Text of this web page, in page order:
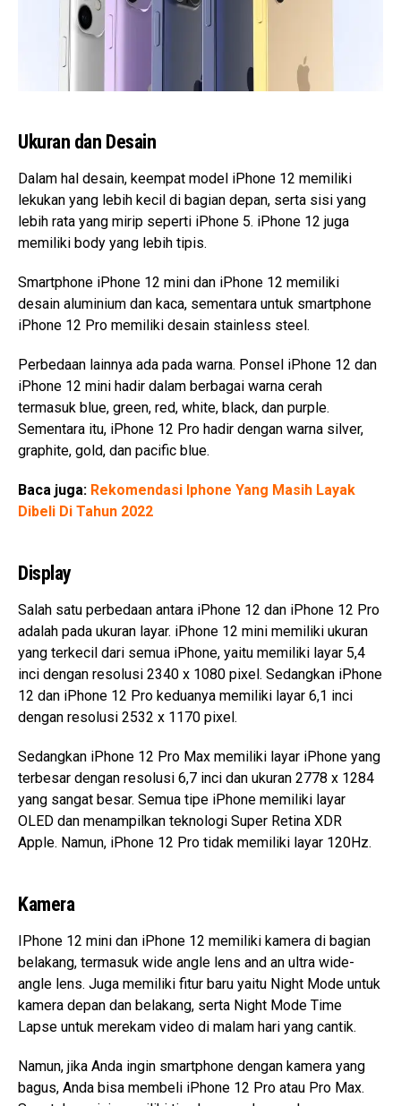
Ukuran dan Desain
Dalam hal desain, keempat model iPhone 12 memiliki
lekukan yang lebih kecil di bagian depan, serta sisi yang
lebih rata yang mirip seperti iPhone 5. iPhone 12 juga
memiliki body yang lebih tipis.
Smartphone iPhone 12 mini dan iPhone 12 memiliki
desain aluminium dan kaca, sementara untuk smartphone
iPhone 12 Pro memiliki desain stainless steel.
Perbedaan lainnya ada pada warna. Ponsel iPhone 12 dan
iPhone 12 mini hadir dalam berbagai warna cerah
termasuk blue, green, red, white, black, dan purple.
Sementara itu, iPhone 12 Pro hadir dengan warna silver,
graphite, gold, dan pacific blue.
Baca juga: Rekomendasi Iphone Yang Masih Layak
Dibeli Di Tahun 2022
Display
Salah satu perbedaan antara iPhone 12 dan iPhone 12 Pro
adalah pada ukuran layar. iPhone 12 mini memiliki ukuran
yang terkecil dari semua iPhone, yaitu memiliki layar 5,4
inci dengan resolusi 2340 x 1080 pixel. Sedangkan iPhone
12 dan iPhone 12 Pro keduanya memiliki layar 6,1 inci
dengan resolusi 2532 x 1170 pixel.
Sedangkan iPhone 12 Pro Max memiliki layar iPhone yang
terbesar dengan resolusi 6,7 inci dan ukuran 2778 x 1284
yang sangat besar. Semua tipe iPhone memiliki layar
OLED dan menampilkan teknologi Super Retina XDR
Apple. Namun, iPhone 12 Pro tidak memiliki layar 120Hz.
Kamera
IPhone 12 mini dan iPhone 12 memiliki kamera di bagian
belakang, termasuk wide angle lens and an ultra wide-
angle lens. Juga memiliki fitur baru yaitu Night Mode untuk
kamera depan dan belakang, serta Night Mode Time
Lapse untuk merekam video di malam hari yang cantik.
Namun, jika Anda ingin smartphone dengan kamera yang
bagus, Anda bisa membeli iPhone 12 Pro atau Pro Max.